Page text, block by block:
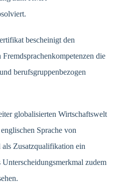
bescheinigt den
die
berufsgruppenbezogen
globalisierten Wirtschaftswelt
Sprache von
als Zusatzqualifikation ein
Unterscheidungsmerkmal zudem